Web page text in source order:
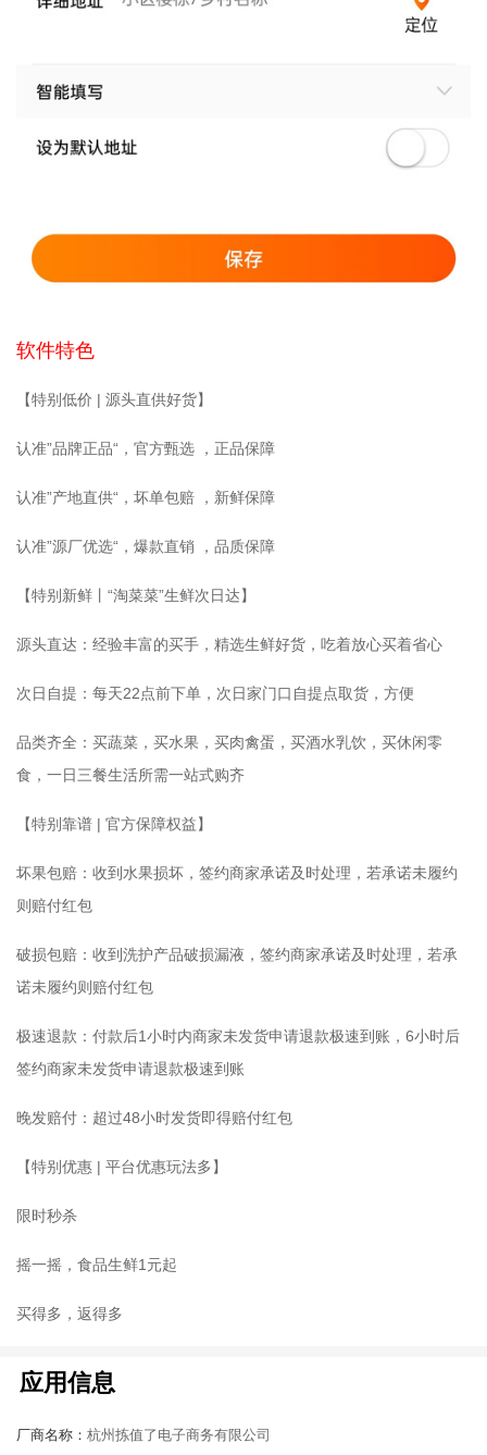
软件特色
【特别低价 | 源头直供好货】
认准”品牌正品“，官方甄选 ，正品保障
认准”产地直供“，坏单包赔 ，新鲜保障
认准”源厂优选“，爆款直销 ，品质保障
【特别新鲜丨“淘菜菜”生鲜次日达】
源头直达：经验丰富的买手，精选生鲜好货，吃着放心买着省心
次日自提：每天22点前下单，次日家门口自提点取货，方便
品类齐全：买蔬菜，买水果，买肉禽蛋，买酒水乳饮，买休闲零
食，一日三餐生活所需一站式购齐
【特别靠谱 | 官方保障权益】
坏果包赔：收到水果损坏，签约商家承诺及时处理，若承诺未履约
则赔付红包
破损包赔：收到洗护产品破损漏液，签约商家承诺及时处理，若承
诺未履约则赔付红包
极速退款：付款后1小时内商家未发货申请退款极速到账，6小时后
签约商家未发货申请退款极速到账
晚发赔付：超过48小时发货即得赔付红包
【特别优惠 | 平台优惠玩法多】
限时秒杀
摇一摇，食品生鲜1元起
买得多，返得多
应用信息
厂商名称： 杭州拣值了电子商务有限公司